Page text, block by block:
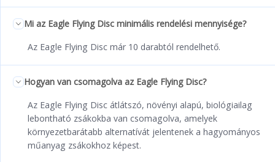
Mi az Eagle Flying Disc minimális rendelési mennyisége?
Az Eagle Flying Disc már 10 darabtól rendelhető.
Hogyan van csomagolva az Eagle Flying Disc?
Az Eagle Flying Disc átlátszó, növényi alapú, biológiailag
lebontható zsákokba van csomagolva, amelyek
környezetbarátabb alternatívát jelentenek a hagyományos
műanyag zsákokhoz képest.